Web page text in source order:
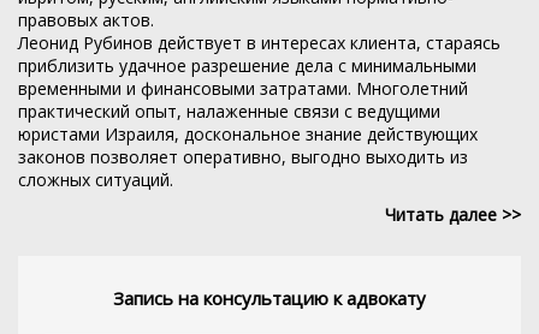
правовых актов.
Леонид Рубинов действует в интересах клиента, стараясь
приблизить удачное разрешение дела с минимальными
временными и финансовыми затратами. Многолетний
практический опыт, налаженные связи с ведущими
юристами Израиля, доскональное знание действующих
законов позволяет оперативно, выгодно выходить из
сложных ситуаций.
Читать далее >>
Запись на консультацию к адвокату